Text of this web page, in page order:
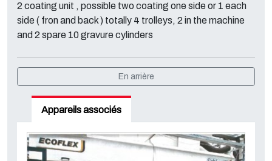
2 coating unit , possible two coating one side or 1 each
side ( fron and back ) totally 4 trolleys, 2 in the machine
and 2 spare 10 gravure cylinders
En arrière
Appareils associés